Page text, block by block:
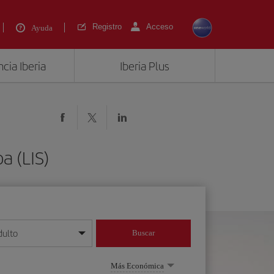
Ayuda Registro Acceso
Iberia Iberia Plus
(LIS)
mes/año
Buscar
Más Económica